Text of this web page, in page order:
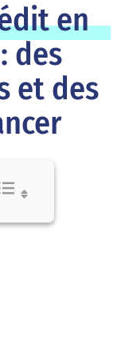
en
des
et des